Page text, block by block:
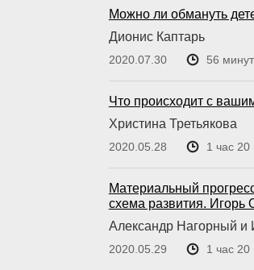
Можно ли обмануть
Дионис Каптарь
2020.07.30 56 минут
Что происходит с
Христина Третьякова
2020.05.28 1 час 20
Материальный
схема развития. Игорь
Александр Нагорный и
2020.05.29 1 час 20